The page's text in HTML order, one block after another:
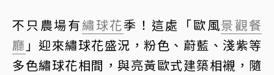
不只農場有繡球花季！這處「歐風景觀餐
廳 」迎來繡球花盛況，粉色、蔚藍、淺紫等
多色繡球花相間，與亮黃歐式建築相襯，隨